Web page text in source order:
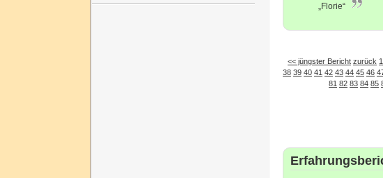
„Florie“
<< jüngster Bericht zurück 1
38 39 40 41 42 43 44 45 46
81 82 83 84 85